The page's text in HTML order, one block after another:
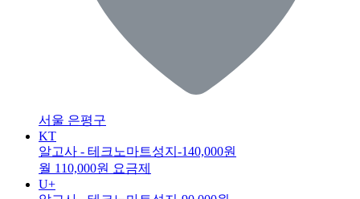
서울 은평구
KT
알고사 - 테크노마트성지 -140,000원
월 110,000원 요금제
U+